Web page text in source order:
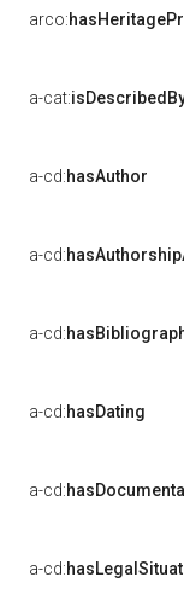
arco:
a-cat:
a-cd:hasAuthor
a-cd:
a-cd:
a-cd:hasDating
a-cd:
a-cd: